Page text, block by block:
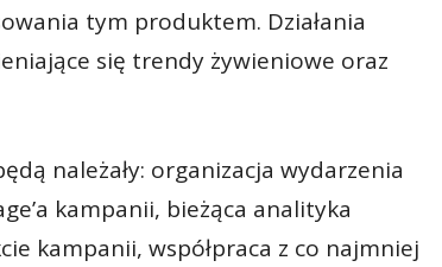
tym produktem. Działania
się trendy żywieniowe oraz
należały: organizacja wydarzenia
kampanii, bieżąca analityka
kampanii, współpraca z co najmniej